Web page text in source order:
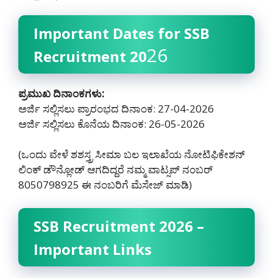
Important Dates for SSB
Recruitment 2026
ಪ್ರಮುಖ ದಿನಾಂಕಗಳು:
ಅರ್ಜಿ ಸಲ್ಲಿಸಲು ಪ್ರಾರಂಭದ ದಿನಾಂಕ: 27-04-2026
ಅರ್ಜಿ ಸಲ್ಲಿಸಲು ಕೊನೆಯ ದಿನಾಂಕ: 26-05-2026
(ಒಂದು ವೇಳೆ ಶಶಸ್ತ್ರ ಸೀಮಾ ಬಲ ಇಲಾಖೆಯ ನೋಟಿಫಿಕೇಶನ್
ಲಿಂಕ್ ಡೌನ್ಲೋಡ್ ಆಗದಿದ್ದರೆ ನಮ್ಮ ವಾಟ್ಸಪ್ ನಂಬರ್
8050798925‌ ಈ ನಂಬರಿಗೆ ಮೆಸೇಜ್ ಮಾಡಿ)
SSB Recruitment 2026 –
Important Links